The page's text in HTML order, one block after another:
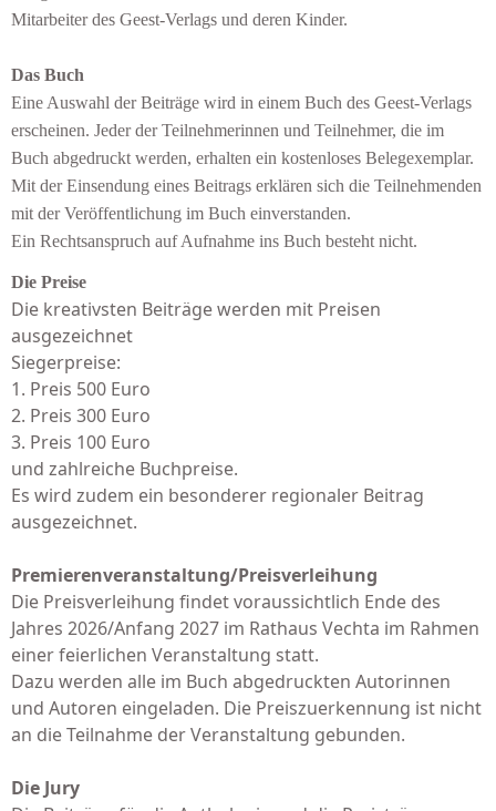
Mitarbeiter des Geest-Verlags und deren Kinder.
Das Buch
Eine Auswahl der Beiträge wird in einem Buch des Geest-Verlags
erscheinen. Jeder der Teilnehmerinnen und Teilnehmer, die im
Buch abgedruckt werden, erhalten ein kostenloses Belegexemplar.
Mit der Einsendung eines Beitrags erklären sich die Teilnehmenden
mit der Veröffentlichung im Buch einverstanden.
Ein Rechtsanspruch auf Aufnahme ins Buch besteht nicht.
Die Preise
Die kreativsten Beiträge werden mit Preisen
ausgezeichnet
Siegerpreise:
1. Preis 500 Euro
2. Preis 300 Euro
3. Preis 100 Euro
und zahlreiche Buchpreise.
Es wird zudem ein besonderer regionaler Beitrag
ausgezeichnet.
Premierenveranstaltung/Preisverleihung
Die Preisverleihung findet voraussichtlich Ende des
Jahres 2026/Anfang 2027 im Rathaus Vechta im Rahmen
einer feierlichen Veranstaltung statt.
Dazu werden alle im Buch abgedruckten Autorinnen
und Autoren eingeladen. Die Preiszuerkennung ist nicht
an die Teilnahme der Veranstaltung gebunden.
Die Jury